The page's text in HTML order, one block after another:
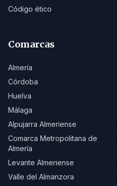
Código ético
Comarcas
Almería
Córdoba
Huelva
Málaga
Alpujarra Almeriense
Comarca Metropolitana de
Almería
Levante Almeriense
Valle del Almanzora